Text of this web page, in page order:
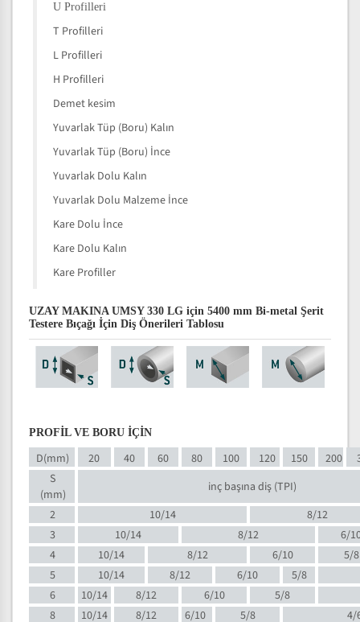
U Profilleri
T Profilleri
L Profilleri
H Profilleri
Demet kesim
Yuvarlak Tüp (Boru) Kalın
Yuvarlak Tüp (Boru) İnce
Yuvarlak Dolu Kalın
Yuvarlak Dolu Malzeme İnce
Kare Dolu İnce
Kare Dolu Kalın
Kare Profiller
UZAY MAKINA UMSY 330 LG için 5400 mm Bi-metal Şerit
Testere Bıçağı İçin Diş Önerileri Tablosu
PROFİL VE BORU İÇİN
D(mm) 20 40 60 80 100 120 150 200
S
(mm)
inç başına diş (TPI)
2
10/14
8/12
3
10/14 8/12
6/
4
10/14 8/12 6/10
5/8
5
10/14 8/12 6/10
5/8
6
10/14 8/12 6/10
5/8
8
10/14 8/12 6/10 5/8
4/